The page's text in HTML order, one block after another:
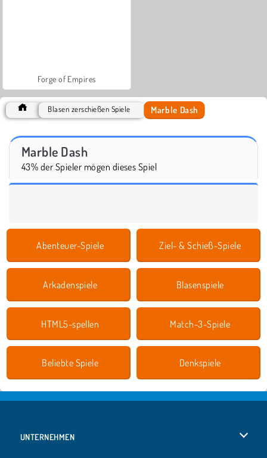
Forge of Empires
Blasen zerschießen Spiele Marble Dash
Marble Dash
43% der Spieler mögen dieses Spiel
Abenteuer-Spiele Ziel- & Schieß-Spiele
Arkadenspiele Blasenspiele
HTML5-spellen Match-3-Spiele
Beliebte Spiele Denkspiele
UNTERNEHMEN